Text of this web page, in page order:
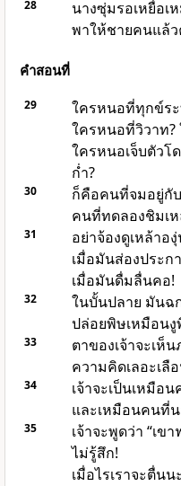
28
นางซุ่มรอเหยื่อเ
พาให้ชายคนแล้
คำสอนที่
29
ใครหนอที่ทุกข์ระ
ใครหนอที่วิวาท?
ใครหนอเจ็บตัวโ
ก่ำ?
30
ก็คือคนที่จมอยู่กั
คนที่ทดลองชิมเ
31
อย่าจ้องดูเหล้าอ
เมื่อมันส่องประก
เมื่อมันดื่มลื่นคอ!
32
ในบั้นปลาย มันฉ
ปล่อยพิษเหมือน
33
ตาของเจ้าจะเห็
ความคิดเลอะเลื
34
เจ้าจะเป็นเหมือ
และเหมือนคนที่น
35
เจ้าจะพูดว่า “เข
ไม่รู้สึก!
เมื่อไรเราจะตื่น